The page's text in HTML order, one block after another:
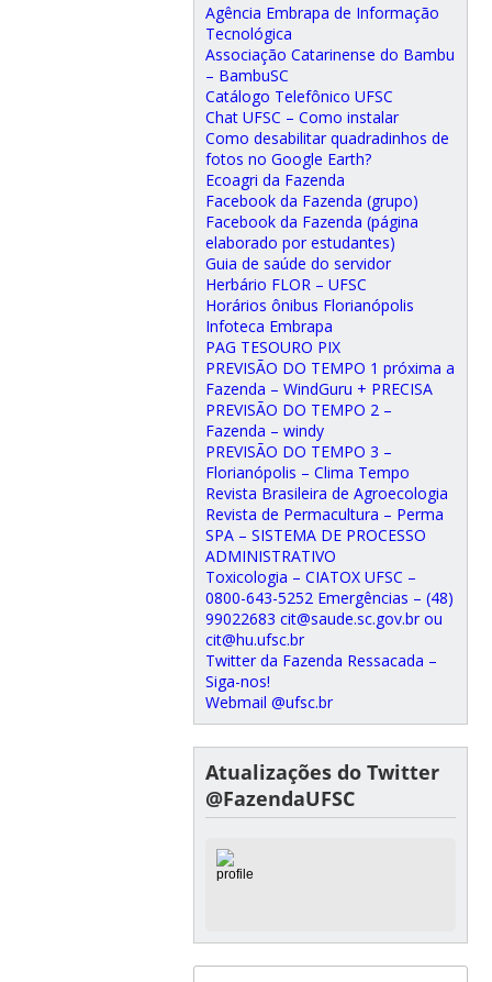
Agência Embrapa de Informação
Tecnológica
Associação Catarinense do Bambu
– BambuSC
Catálogo Telefônico UFSC
Chat UFSC – Como instalar
Como desabilitar quadradinhos de
fotos no Google Earth?
Ecoagri da Fazenda
Facebook da Fazenda (grupo)
Facebook da Fazenda (página
elaborado por estudantes)
Guia de saúde do servidor
Herbário FLOR – UFSC
Horários ônibus Florianópolis
Infoteca Embrapa
PAG TESOURO PIX
PREVISÃO DO TEMPO 1 próxima a
Fazenda – WindGuru + PRECISA
PREVISÃO DO TEMPO 2 –
Fazenda – windy
PREVISÃO DO TEMPO 3 –
Florianópolis – Clima Tempo
Revista Brasileira de Agroecologia
Revista de Permacultura – Perma
SPA – SISTEMA DE PROCESSO
ADMINISTRATIVO
Toxicologia – CIATOX UFSC –
0800-643-5252 Emergências – (48)
99022683 cit@saude.sc.gov.br ou
cit@hu.ufsc.br
Twitter da Fazenda Ressacada –
Siga-nos!
Webmail @ufsc.br
Atualizações do Twitter
@FazendaUFSC